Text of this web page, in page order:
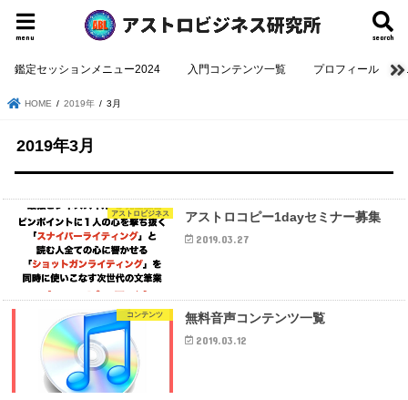
search
menu
鑑定セッションメニュー2024 入門コンテンツ一覧 プロフィール
HOME 2019年 3月
2019年3月
アストロビジネス アストロコピー1dayセミナー募集
2019.03.27
コンテンツ 無料音声コンテンツ一覧
2019.03.12